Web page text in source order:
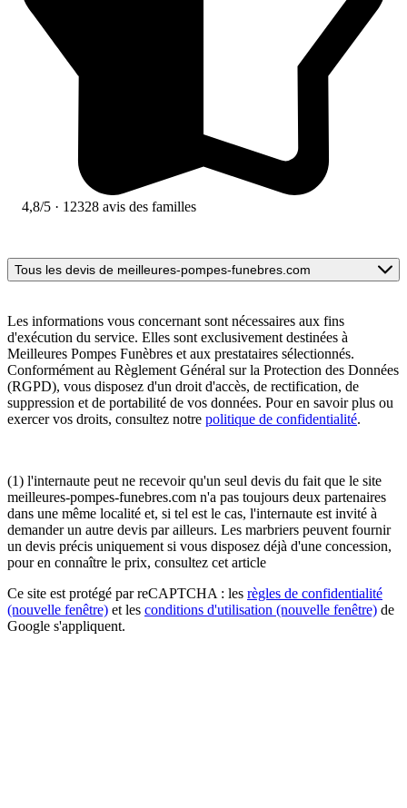
4,8/5 · 12328 avis des familles
Tous les devis de meilleures-pompes-funebres.com
Les informations vous concernant sont nécessaires aux fins
d'exécution du service. Elles sont exclusivement destinées à
Meilleures Pompes Funèbres et aux prestataires sélectionnés.
Conformément au Règlement Général sur la Protection des Données
(RGPD), vous disposez d'un droit d'accès, de rectification, de
suppression et de portabilité de vos données. Pour en savoir plus ou
exercer vos droits, consultez notre politique de confidentialité.
(1) l'internaute peut ne recevoir qu'un seul devis du fait que le site
meilleures-pompes-funebres.com n'a pas toujours deux partenaires
dans une même localité et, si tel est le cas, l'internaute est invité à
demander un autre devis par ailleurs. Les marbriers peuvent fournir
un devis précis uniquement si vous disposez déjà d'une concession,
pour en connaître le prix, consultez cet article
Ce site est protégé par reCAPTCHA : les règles de confidentialité
(nouvelle fenêtre) et les conditions d'utilisation (nouvelle fenêtre) de
Google s'appliquent.